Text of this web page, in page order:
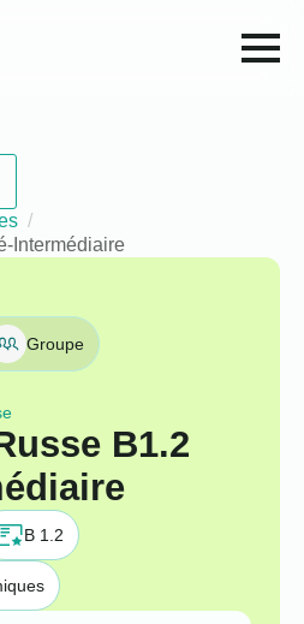
Intermédiaire
Groupe
B1.2
B 1.2